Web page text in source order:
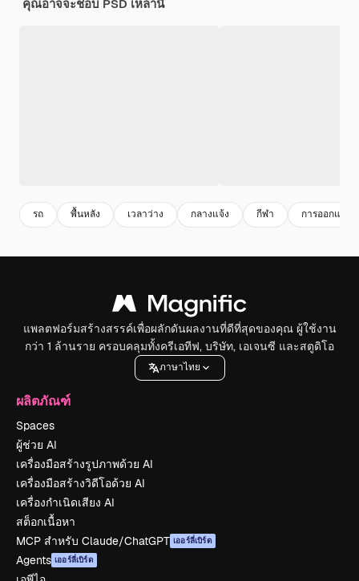
คุณอาจจะชอบ PSD เหล่านี้
รถ พื้นหลัง เวลาว่าง กลางแจ้ง กีฬา การออกแบบ
แพลตฟอร์มสร้างสรรค์เพื่อผลักดันผลงานที่ดีที่สุดของคุณ ผู้ใช้งาน
กว่า 1 ล้านราย ครอบคลุมทั้งครีเอทีฟ, บริษัท, เอเจนซี และสตูดิโอ
ภาษาไทย
ผลิตภัณฑ์
Spaces
ผู้ช่วย AI
เครื่องมือสร้างรูปภาพด้วย AI
เครื่องมือสร้างวิดีโอด้วย AI
เครื่องกำเนิดเสียง AI
สต็อกเนื้อหา
MCP สำหรับ Claude/ChatGPT เออร์ลี่เบิร์ด
Agents เออร์ลี่เบิร์ด